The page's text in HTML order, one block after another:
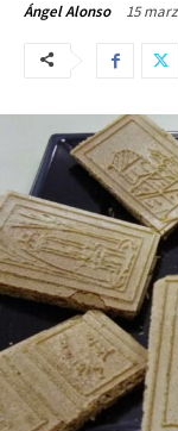
Ángel Alonso 15